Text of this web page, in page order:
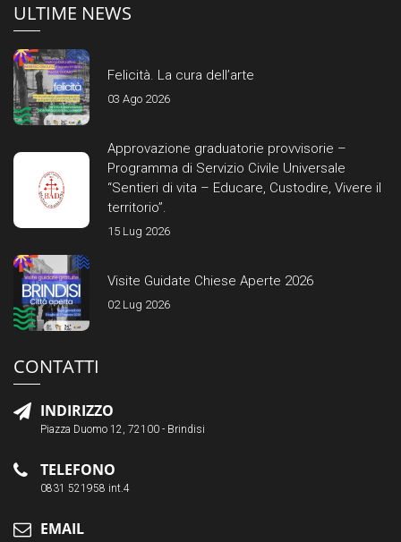
ULTIME NEWS
Felicità. La cura dell’arte
03 Ago 2026
Approvazione graduatorie provvisorie –
Programma di Servizio Civile Universale
“Sentieri di vita – Educare, Custodire, Vivere il
territorio”.
15 Lug 2026
Visite Guidate Chiese Aperte 2026
02 Lug 2026
CONTATTI
INDIRIZZO
Piazza Duomo 12, 72100 - Brindisi
TELEFONO
0831 521958 int.4
EMAIL